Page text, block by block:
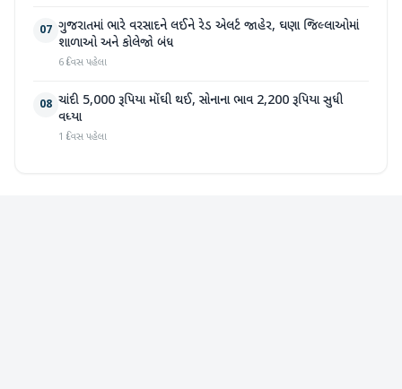
07 ગુજરાતમાં ભારે વરસાદને લઈને રેડ એલર્ટ જાહેર, ઘણા જિલ્લાઓમાં
શાળાઓ અને કોલેજો બંધ
6 દિવસ પહેલા
08 ચાંદી 5,000 રૂપિયા મોંઘી થઈ, સોનાના ભાવ 2,200 રૂપિયા સુધી
વધ્યા
1 દિવસ પહેલા